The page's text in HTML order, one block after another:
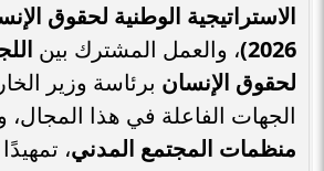
2026) ، والعمل المشترك بين
لحقوق الإنسان برئاسة وزير
الجهات الفاعلة في هذا
منظمات المجتمع المدني،